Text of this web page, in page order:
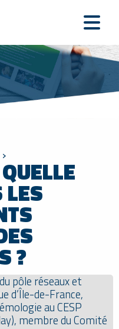
LES
?
pôle réseaux et
d’Île-de-France,
au CESP
membre du Comité